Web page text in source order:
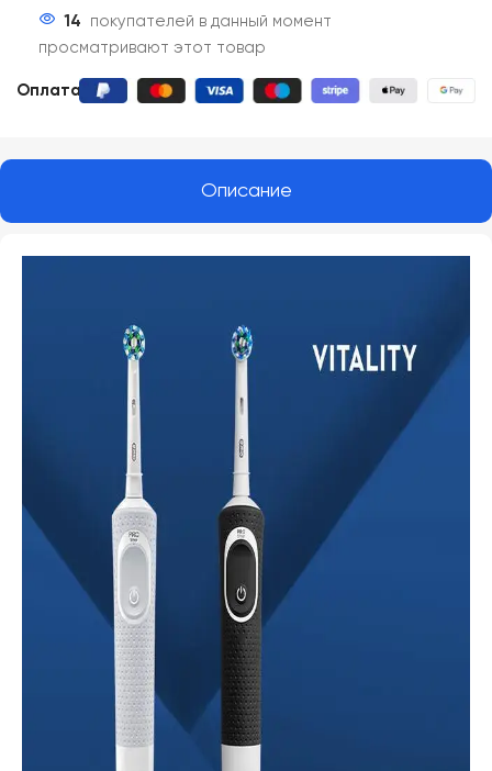
14
покупателей в данный момент
просматривают этот товар
Оплата:
Описание